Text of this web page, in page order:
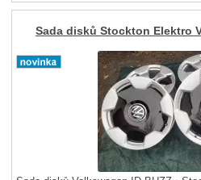
Sada disků Stockton Elektro